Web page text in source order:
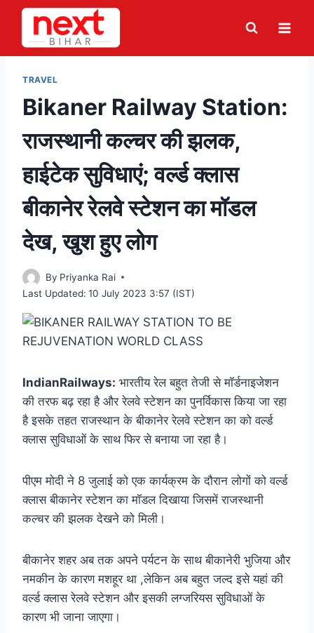
Skip
content
TRAVEL
Bikaner Railway Station:
राजस्थानी कल्चर की झलक,
हाईटेक सुविधाएं; वर्ल्ड क्लास
बीकानेर रेलवे स्टेशन का मॉडल
देख, खुश हुए लोग
By Priyanka Rai
Last Updated: 10 July 2023 3:57 (IST)
IndianRailways: भारतीय रेल बहुत तेजी से मॉर्डनाइजेशन
की तरफ बढ़ रहा है और रेलवे स्टेशन का पुनर्विकास किया जा रहा
है इसके तहत राजस्थान के बीकानेर रेलवे स्टेशन का को वर्ल्ड
क्लास सुविधाओं के साथ फिर से बनाया जा रहा है।
पीएम मोदी ने 8 जुलाई को एक कार्यक्रम के दौरान लोगों को वर्ल्ड
क्लास बीकानेर स्टेशन का मॉडल दिखाया जिसमें राजस्थानी
कल्चर की झलक देखने को मिली।
बीकानेर शहर अब तक अपने पर्यटन के साथ बीकानेरी भुजिया और
नमकीन के कारण मशहूर था ,लेकिन अब बहुत जल्द इसे यहां की
वर्ल्ड क्लास रेलवे स्टेशन और इसकी लग्जरियस सुविधाओं के
कारण भी जाना जाएगा।